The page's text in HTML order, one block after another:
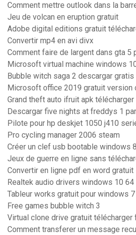
Comment mettre outlook dans la
Jeu de volcan en eruption gratuit
Adobe digital editions gratuit
Convertir mp4 en avi divx
Comment faire de largent dans gta 5
Microsoft virtual machine windows
Bubble witch saga 2 descargar gratis
Microsoft office 2019 gratuit version
Grand theft auto ifruit apk télécharger
Descargar five nights at freddys 1
Pilote pour hp deskjet 1050 j410
Pro cycling manager 2006 steam
Créer un clef usb bootable windows
Jeux de guerre en ligne sans
Convertir en ligne pdf en word gratuit
Realtek audio drivers windows 10
Tableur works gratuit pour windows 7
Free games bubble witch 3
Virtual clone drive gratuit
Comment transferer un message